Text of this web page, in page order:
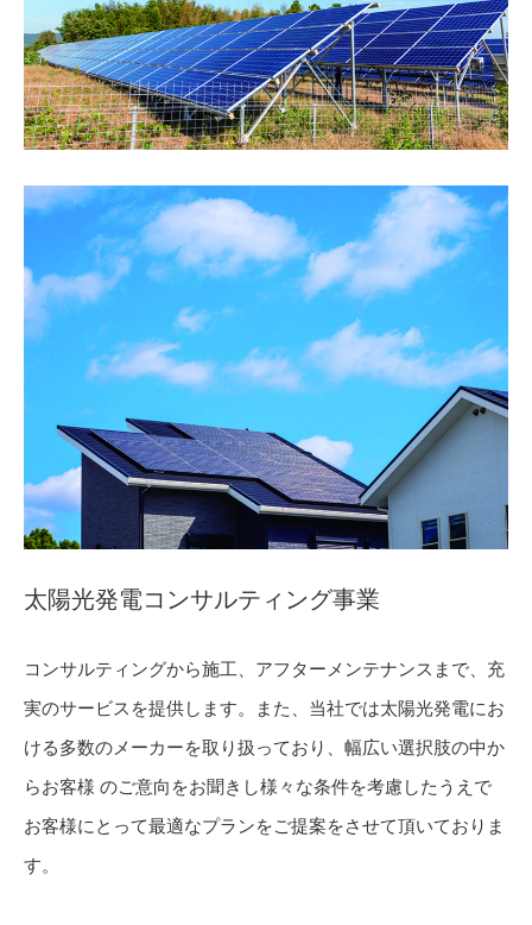
太陽光発電コンサルティング事業
コンサルティングから施工、アフターメンテナンスまで、充
実のサービスを提供します。また、当社では太陽光発電にお
ける多数のメーカーを取り扱っており、幅広い選択肢の中か
らお客様 のご意向をお聞きし様々な条件を考慮したうえで
お客様にとって最適なプランをご提案をさせて頂いておりま
す。